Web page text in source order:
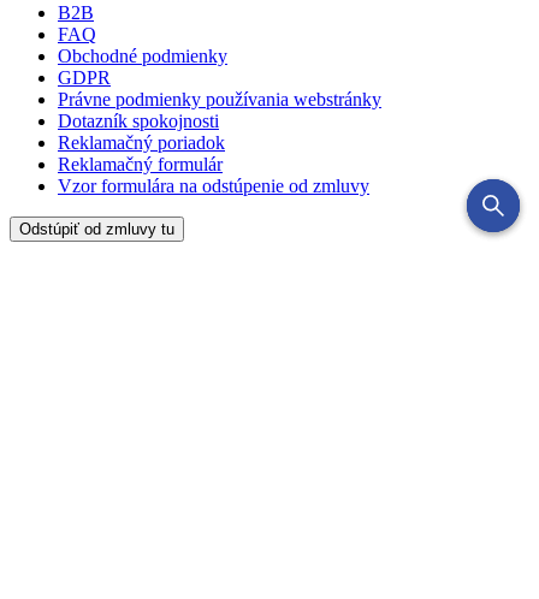
B2B
FAQ
Obchodné podmienky
GDPR
Právne podmienky používania webstránky
Dotazník spokojnosti
Reklamačný poriadok
Reklamačný formulár
Vzor formulára na odstúpenie od zmluvy
Odstúpiť od zmluvy tu